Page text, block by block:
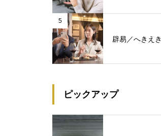
5
辟易／へきえき
ピックアップ